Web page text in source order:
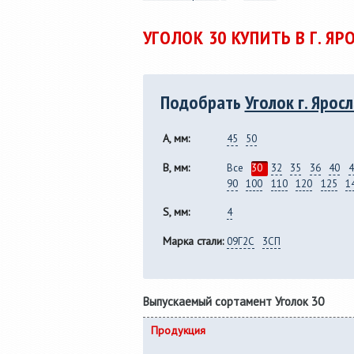
резке рулонной стали
толщиной от 0,25 до 8,0 мм,
полки от
сп 5,
УГОЛОК 30 КУПИТЬ В Г.
ПодобратьУголок г.
A, мм: 45 50
B, мм: Все 30 32 35 36 40
90
100 110 120 125
S, мм: 4
Марка стали: 09Г2С 3СП
Выпускаемый сортамент Уголок 30
Продукция